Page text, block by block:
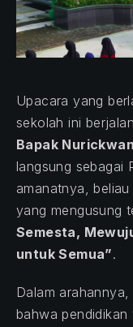
Upacara yang
sekolah ini
Bapak
langsung sebagai
amanatnya,
yang mengusung
Semesta,
untuk Semua”.
Dalam
bahwa